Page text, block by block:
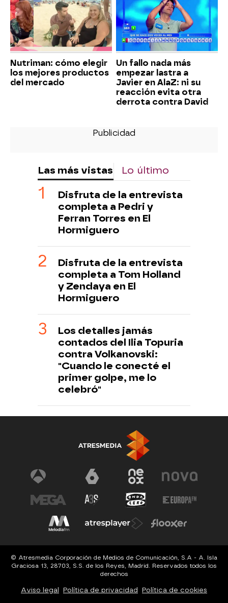
Nutriman: cómo elegir
los mejores productos
del mercado
Un fallo nada más
empezar lastra a
Javier en AlaZ: ni su
reacción evita otra
derrota contra David
Las más vistas Lo último
Disfruta de la entrevista
completa a Pedri y
Ferran Torres en El
Hormiguero
Disfruta de la entrevista
completa a Tom Holland
y Zendaya en El
Hormiguero
Los detalles jamás
contados del Ilia Topuria
contra Volkanovski:
"Cuando le conecté el
primer golpe, me lo
celebró"
© Atresmedia Corporación de Medios de Comunicación, S.A - A. Isla
Graciosa 13, 28703, S.S. de los Reyes, Madrid. Reservados todos los
derechos
Aviso legal Política de privacidad Política de cookies